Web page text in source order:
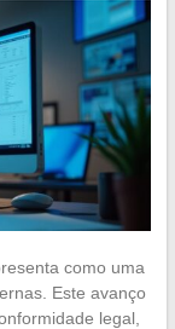
como uma
Este avanço
legal,